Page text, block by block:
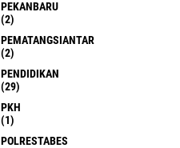
PEKANBARU
(2)
PEMATANGSIANTAR
(2)
PENDIDIKAN
(29)
PKH
(1)
POLRESTABES